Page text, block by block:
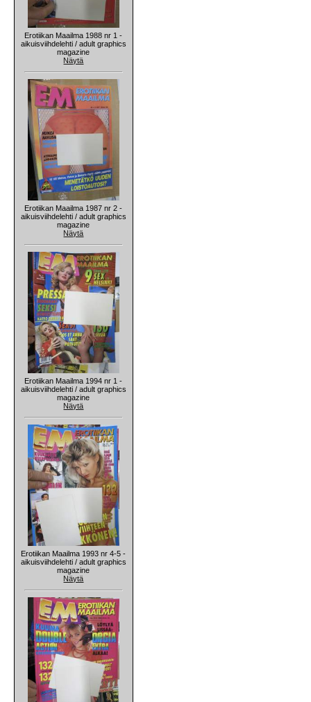
Erotiikan Maailma 1988 nr 1 -
aikuisviihdelehti / adult graphics
magazine
Näytä
Erotiikan Maailma 1987 nr 2 -
aikuisviihdelehti / adult graphics
magazine
Näytä
Erotiikan Maailma 1994 nr 1 -
aikuisviihdelehti / adult graphics
magazine
Näytä
Erotiikan Maailma 1993 nr 4-5 -
aikuisviihdelehti / adult graphics
magazine
Näytä